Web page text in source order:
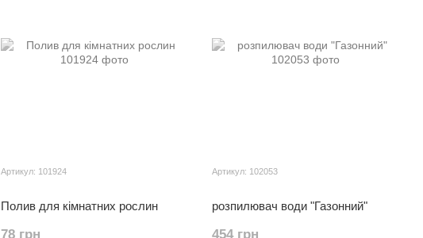
Артикул: 101924
Полив для кімнатних рослин
78 грн
Артикул: 102053
розпилювач води "Газонний"
454 грн